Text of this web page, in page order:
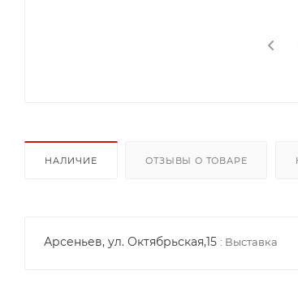
НАЛИЧИЕ ОТЗЫВЫ О ТОВАРЕ
Арсеньев, ул. Октябрьская,15 : Выставка